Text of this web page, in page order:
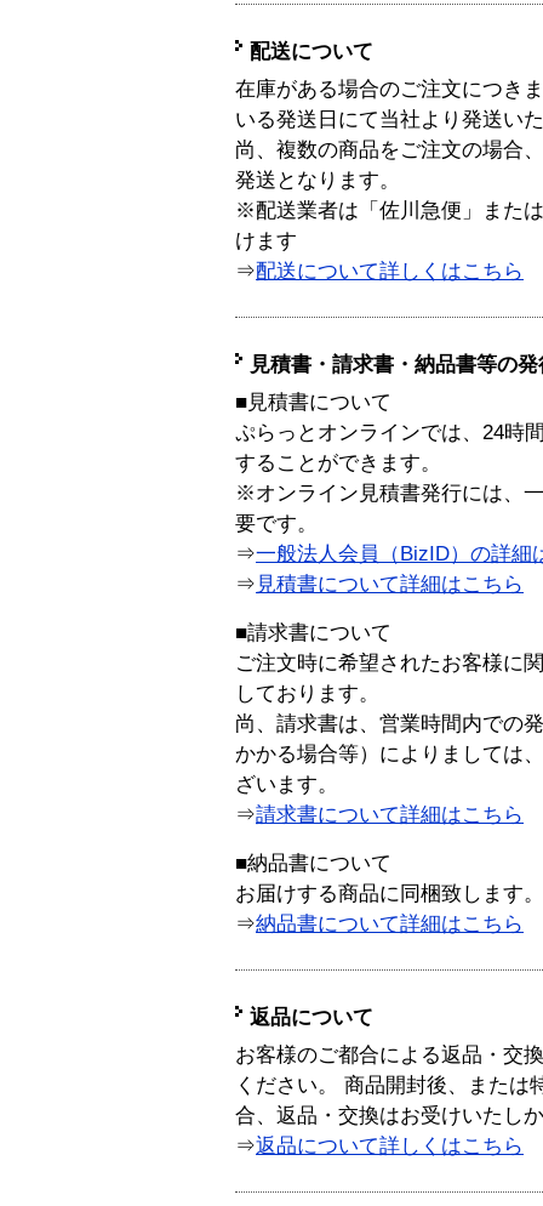
配送について
在庫がある場合のご注文につき
いる発送日にて当社より発送い
尚、複数の商品をご注文の場合
発送となります。
※配送業者は「佐川急便」また
けます
⇒配送について詳しくはこちら
見積書・請求書・納品書等の
■見積書について
ぷらっとオンラインでは、24時
することができます。
※オンライン見積書発行には、
要です。
⇒一般法人会員（BizID）の詳細
⇒ 見積書について詳細はこちら
■請求書について
ご注文時に希望されたお客様に
しております。
尚、請求書は、営業時間内での
かかる場合等）によりましては
ざいます。
⇒請求書について詳細はこちら
■納品書について
お届けする商品に同梱致します。
⇒納品書について詳細はこちら
返品について
お客様のご都合による返品・交
ください。 商品開封後、または
合、返品・交換はお受けいたし
⇒返品について詳しくはこちら